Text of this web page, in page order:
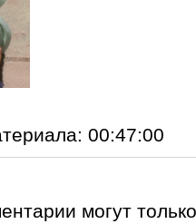
: 00:47:00
могут